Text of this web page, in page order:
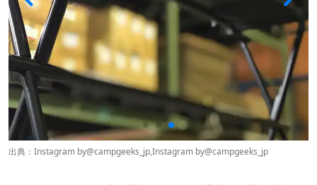
出典：Instagram by@campgeeks_jp,Instagram by@campgeeks_jp